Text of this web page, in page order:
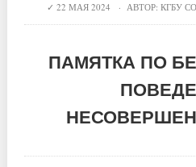
22 МАЯ 2024 · АВТОР:КГБУ
ПАМЯТКА ПО